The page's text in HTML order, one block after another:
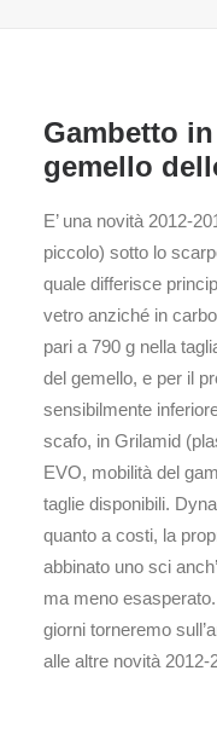
Gambetto
gemello
E’ una novità 2012-
piccolo) sotto lo
quale differisce
vetro anziché in
pari a 790 g nella
del gemello, e per il
sensibilmente
scafo, in Grilamid
EVO, mobilità del
taglie disponibili.
quanto a costi, la
abbinato uno sci
ma meno
giorni torneremo
alle altre novità 2012-